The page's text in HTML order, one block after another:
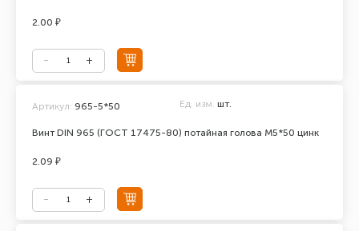
2.00 ₽
Винт DIN 965 (ГОСТ 17475-80) потайная голова М5*50 цинк
Артикул: 965-5*50 Ед. изм. шт.
2.09 ₽